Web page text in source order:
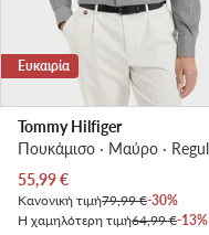
Ευκαιρία
Tommy Hilfiger
Τρέχουσα τιμή
55,99€
Κανονική τιμή79,99 €-30%
Η χαμηλότερη τιμή64,99 €-13%